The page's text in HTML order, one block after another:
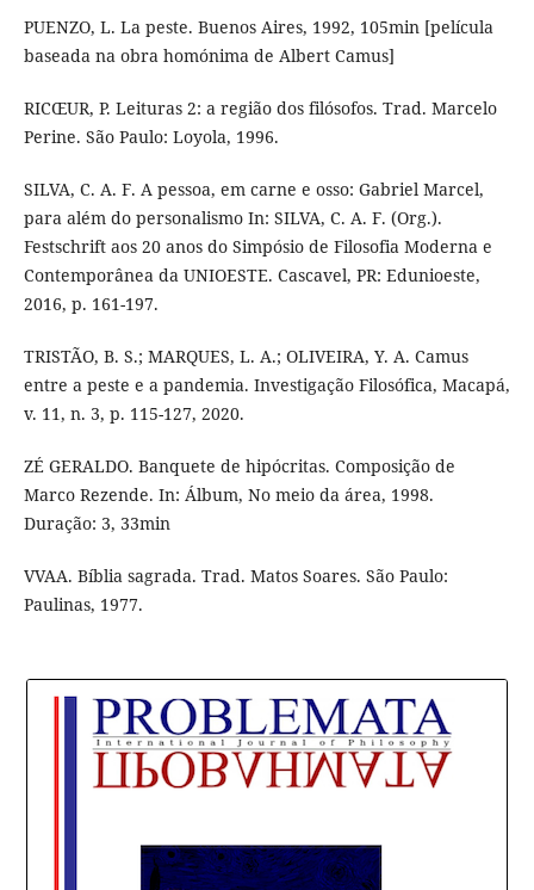
PUENZO, L. La peste. Buenos Aires, 1992, 105min [película
baseada na obra homónima de Albert Camus]
RICŒUR, P. Leituras 2: a região dos filósofos. Trad. Marcelo
Perine. São Paulo: Loyola, 1996.
SILVA, C. A. F. A pessoa, em carne e osso: Gabriel Marcel,
para além do personalismo In: SILVA, C. A. F. (Org.).
Festschrift aos 20 anos do Simpósio de Filosofia Moderna e
Contemporânea da UNIOESTE. Cascavel, PR: Edunioeste,
2016, p. 161-197.
TRISTÃO, B. S.; MARQUES, L. A.; OLIVEIRA, Y. A. Camus
entre a peste e a pandemia. Investigação Filosófica, Macapá,
v. 11, n. 3, p. 115-127, 2020.
ZÉ GERALDO. Banquete de hipócritas. Composição de
Marco Rezende. In: Álbum, No meio da área, 1998.
Duração: 3, 33min
VVAA. Bíblia sagrada. Trad. Matos Soares. São Paulo:
Paulinas, 1977.